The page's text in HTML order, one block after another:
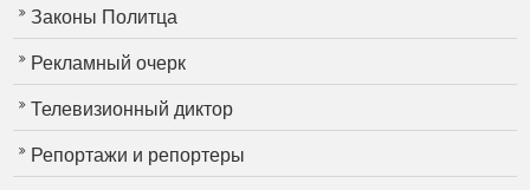
Законы Политца
Рекламный очерк
Телевизионный диктор
Репортажи и репортеры